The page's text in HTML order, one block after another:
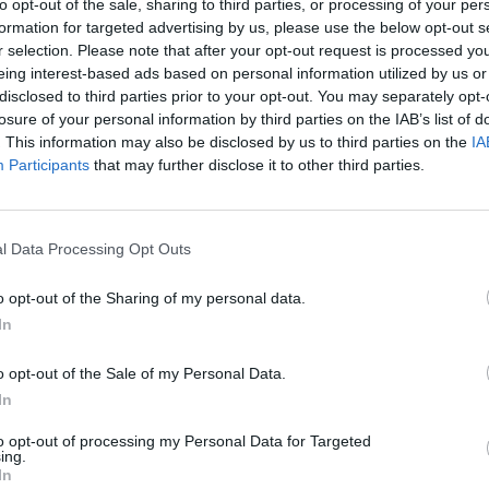
opt-out of the sale, sharing to third parties, or processing of your
for targeted advertising by us, please use the below opt-out
selection. Please note that after your opt-out request is processed
interest-based ads based on personal information utilized by us
to third parties prior to your opt-out. You may separately
of your personal information by third parties on the IAB’s list of
This information may also be disclosed by us to third parties on the
Participants that may further disclose it to other third parties.
Data Processing Opt Outs
opt-out of the Sharing of my personal data.
opt-out of the Sale of my Personal Data.
opt-out of processing my Personal Data for Targeted
estadio Martínez Valero, entre ellos el anillo
LED durante los partidos.
empresa de climatización y calefacción
y energías renovables, con más de 25 años
a través de más de 80 puntos de venta
desarrollo de soluciones que incluyen energías
ha señalado que esta alianza con el Elche CF
y con proyectos que representan valores
parte, aparecerá en el frontal de la camiseta del
La empresa especializada en diseño y fabricación
refuerza así su compromiso con el deporte
es para la temporada 2025-2026. El acuerdo
de Actiu en las